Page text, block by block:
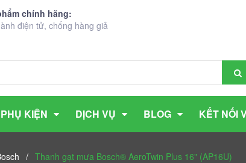
chính hãng:
điện tử, chống hàng giả
PHỤ KIỆN DỊCH VỤ BLOG KẾT NỐI
/ Thanh gạt mưa Bosch® AeroTwin Plus 16" (AP16U)